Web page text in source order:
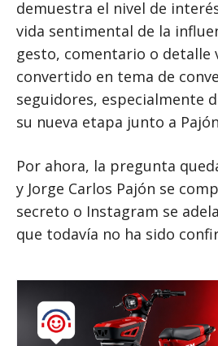
demuestra el nivel de
vida sentimental de la
gesto, comentario o detalle
convertido en tema de
seguidores, especialmente
su nueva etapa junto a
Por ahora, la pregunta
y Jorge Carlos Pajón se
secreto o Instagram se
que todavía no ha sido